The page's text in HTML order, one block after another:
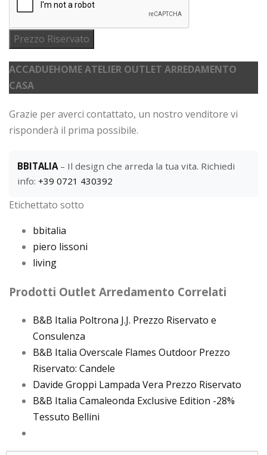
Prezzo Riservato
ACCADUEHOME ATELIER OUTLET ARREDAMENTO
CASA
Grazie per averci contattato, un nostro venditore vi
risponderà il prima possibile.
BBITALIA – Il design che arreda la tua vita. Richiedi
info: +39 0721 430392
Etichettato sotto
bbitalia
piero lissoni
living
Prodotti Outlet Arredamento Correlati
B&B Italia Poltrona J.J. Prezzo Riservato e
Consulenza
B&B Italia Overscale Flames Outdoor Prezzo
Riservato: Candele
Davide Groppi Lampada Vera Prezzo Riservato
B&B Italia Camaleonda Exclusive Edition -28%
Tessuto Bellini